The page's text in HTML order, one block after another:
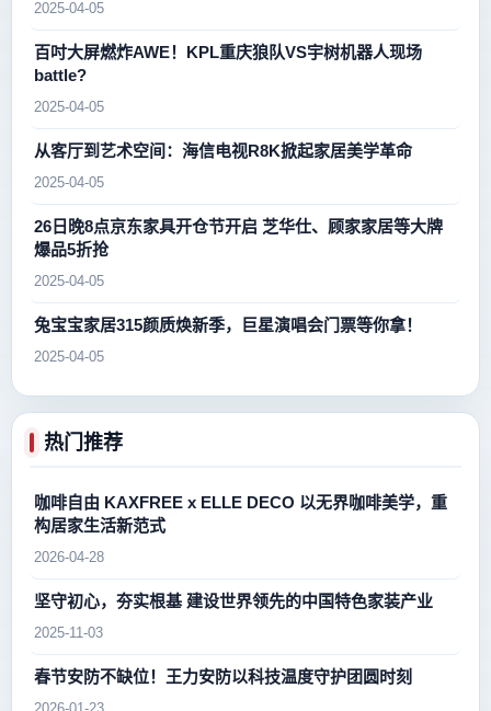
2025-04-05
百吋大屏燃炸AWE！KPL重庆狼队VS宇树机器人现场
battle?
2025-04-05
从客厅到艺术空间：海信电视R8K掀起家居美学革命
2025-04-05
26日晚8点京东家具开仓节开启 芝华仕、顾家家居等大牌
爆品5折抢
2025-04-05
兔宝宝家居315颜质焕新季，巨星演唱会门票等你拿！
2025-04-05
热门推荐
咖啡自由 KAXFREE x ELLE DECO 以无界咖啡美学，重
构居家生活新范式
2026-04-28
坚守初心，夯实根基 建设世界领先的中国特色家装产业
2025-11-03
春节安防不缺位！王力安防以科技温度守护团圆时刻